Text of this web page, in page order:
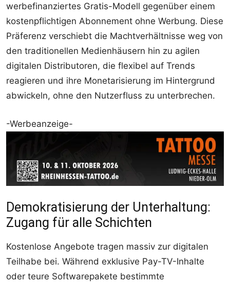
werbefinanziertes Gratis-Modell gegenüber einem
kostenpflichtigen Abonnement ohne Werbung. Diese
Präferenz verschiebt die Machtverhältnisse weg von
den traditionellen Medienhäusern hin zu agilen
digitalen Distributoren, die flexibel auf Trends
reagieren und ihre Monetarisierung im Hintergrund
abwickeln, ohne den Nutzerfluss zu unterbrechen.
-Werbeanzeige-
Demokratisierung der Unterhaltung:
Zugang für alle Schichten
Kostenlose Angebote tragen massiv zur digitalen
Teilhabe bei. Während exklusive Pay-TV-Inhalte
oder teure Softwarepakete bestimmte